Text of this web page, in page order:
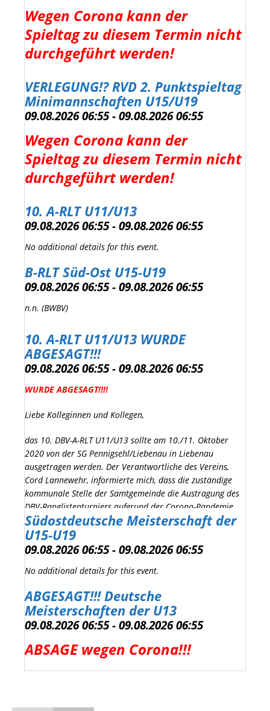
Wegen Corona kann der
Spieltag zu diesem Termin nicht
durchgeführt werden!
VERLEGUNG!? RVD 2. Punktspieltag
Minimannschaften U15/U19
09.08.2026 06:55 - 09.08.2026 06:55
Wegen Corona kann der
Spieltag zu diesem Termin nicht
durchgeführt werden!
10. A-RLT U11/U13
09.08.2026 06:55 - 09.08.2026 06:55
No additional details for this event.
B-RLT Süd-Ost U15-U19
09.08.2026 06:55 - 09.08.2026 06:55
n.n. (BWBV)
10. A-RLT U11/U13 WURDE
ABGESAGT!!!
09.08.2026 06:55 - 09.08.2026 06:55
WURDE ABGESAGT!!!!
Liebe Kolleginnen und Kollegen,
das 10. DBV-A-RLT U11/U13 sollte am 10./11. Oktober
2020 von der SG Pennigsehl/Liebenau in Liebenau
ausgetragen werden. Der Verantwortliche des Vereins,
Cord Lannewehr, informierte mich, dass die zuständige
kommunale Stelle der Samtgemeinde die Austragung des
DBV-Ranglistenturniers aufgrund der Corona-Pandemie
vor wenigen Tagen untersagt hat. Bis Ende 2020 dürfen
dort keine Sportveranstaltung in der Größenordnung
dieses Ranglistenturniers stattfinden.
Das Ranglistenturnier am
10./11.
Oktober 2020
in Liebenau
entfällt somit ersatzlos.
Ich bedauere es außerordentlich, erneut eine Maßnahme
Mit freundlichen Grüßen
Südostdeutsche Meisterschaft der
U15-U19
09.08.2026 06:55 - 09.08.2026 06:55
No additional details for this event.
ABGESAGT!!! Deutsche
Meisterschaften der U13
09.08.2026 06:55 - 09.08.2026 06:55
ABSAGE wegen Corona!!!